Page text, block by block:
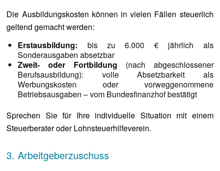
Die Ausbildungskosten können in vielen Fällen steuerlich
geltend gemacht werden:
Erstausbildung: bis zu 6.000 € jährlich als
Sonderausgaben absetzbar
Zweit- oder Fortbildung (nach abgeschlossener
Berufsausbildung): volle Absetzbarkeit als
Werbungskosten oder vorweggenommene
Betriebsausgaben – vom Bundesfinanzhof bestätigt
Sprechen Sie für Ihre individuelle Situation mit einem
Steuerberater oder Lohnsteuerhilfeverein.
3. Arbeitgeberzuschuss